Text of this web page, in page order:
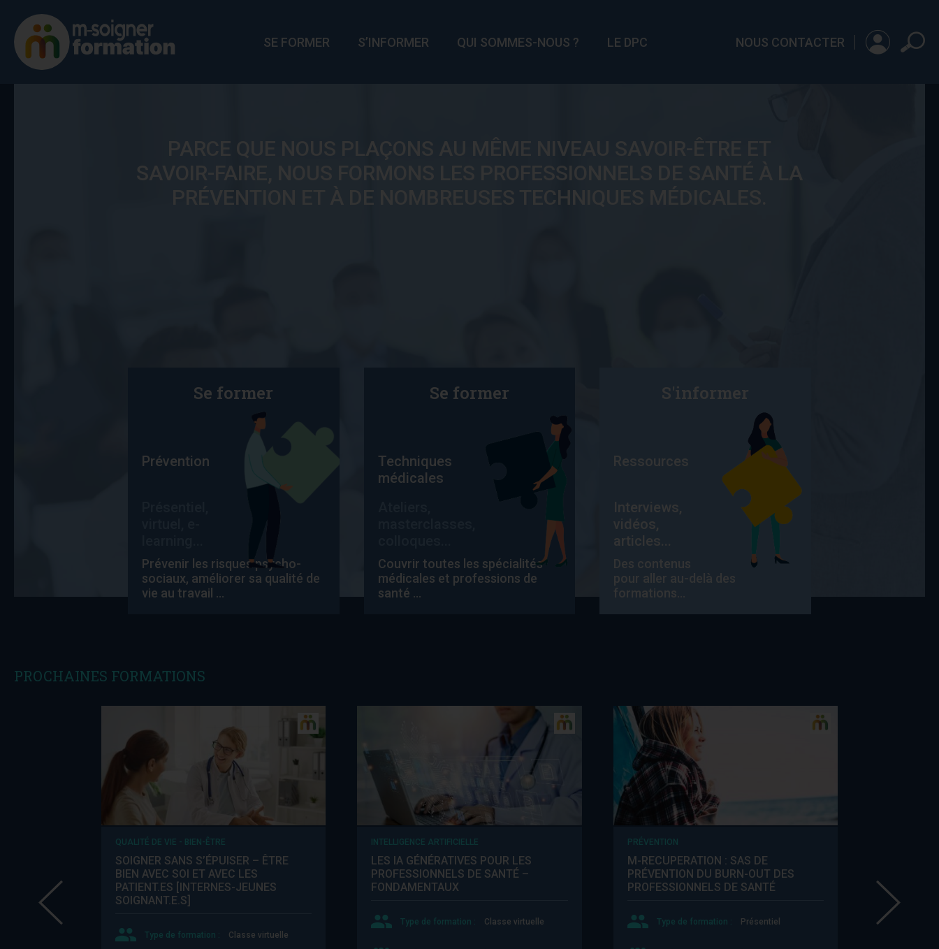
SE FORMER S’INFORMER QUI SOMMES-NOUS ? LE DPC NOUS CONTACTER
PARCE QUE NOUS PLAÇONS AU MÊME NIVEAU SAVOIR-ÊTRE ET
SAVOIR-FAIRE, NOUS FORMONS LES PROFESSIONNELS DE SANTÉ À LA
PRÉVENTION ET À DE NOMBREUSES TECHNIQUES MÉDICALES.
Se former
Prévention
Prévenir les risques psycho-
sociaux, améliorer sa qualité de
vie au travail ...
Se former
Techniques
médicales
Couvrir toutes les spécialités
médicales et professions de
santé ...
S'informer
Ressources
Interviews,
vidéos,
articles...
Des contenus
pour aller au-delà des
formations...
PROCHAINES FORMATIONS
QUALITÉ DE VIE - BIEN-ÊTRE
SOIGNER SANS S’ÉPUISER – ÊTRE
BIEN AVEC SOI ET AVEC LES
PATIENT.ES [INTERNES-JEUNES
SOIGNANT.E.S]
Type de formation : Classe virtuelle
INTELLIGENCE ARTIFICIELLE
LES IA GÉNÉRATIVES POUR LES
PROFESSIONNELS DE SANTÉ –
FONDAMENTAUX
Type de formation : Classe virtuelle
PRÉVENTION
M-RECUPERATION : SAS DE
PRÉVENTION DU BURN-OUT DES
PROFESSIONNELS DE SANTÉ
Type de formation : Présentiel